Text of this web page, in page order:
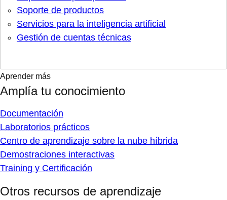
Soporte de productos
Servicios para la inteligencia artificial
Gestión de cuentas técnicas
Aprender más
Amplía tu conocimiento
Documentación
Laboratorios prácticos
Centro de aprendizaje sobre la nube híbrida
Demostraciones interactivas
Training y Certificación
Otros recursos de aprendizaje